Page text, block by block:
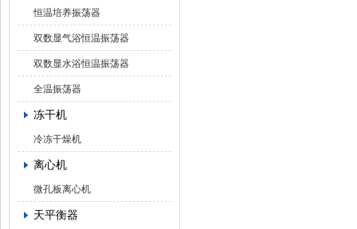
恒温培养振荡器
双数显气浴恒温振荡器
双数显水浴恒温振荡器
全温振荡器
冻干机
冷冻干燥机
离心机
微孔板离心机
天平衡器